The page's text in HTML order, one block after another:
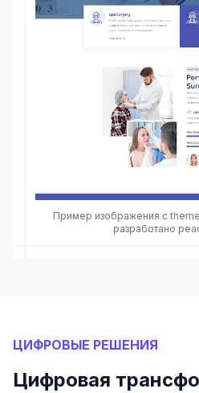
Пример изображения с
разработано
ЦИФРОВЫЕ РЕШЕНИЯ
Цифровая